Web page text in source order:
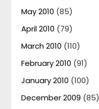
May 2010 (85)
April 2010 (79)
March 2010 (110)
February 2010 (91)
January 2010 (100)
December 2009 (85)